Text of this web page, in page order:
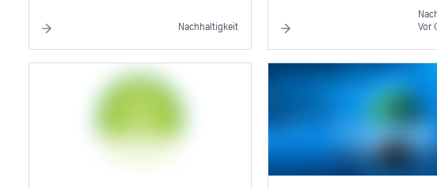
zu bleiben.
Nachhaltigkeit
Vor